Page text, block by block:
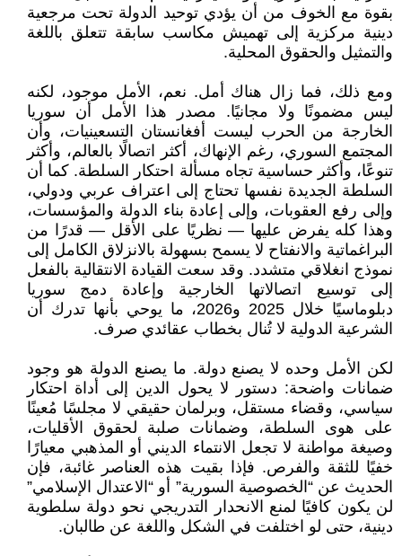
بقوة مع الخوف من أن يؤدي توحيد الدولة تحت مرجعية
دينية مركزية إلى تهميش مكاسب سابقة تتعلق باللغة
والتمثيل والحقوق المحلية.
ومع ذلك، فما زال هناك أمل. نعم، الأمل موجود، لكنه
ليس مضمونًا ولا مجانيًا. مصدر هذا الأمل أن سوريا
الخارجة من الحرب ليست أفغانستان التسعينيات، وأن
المجتمع السوري، رغم الإنهاك، أكثر اتصالًا بالعالم، وأكثر
تنوعًا، وأكثر حساسية تجاه مسألة احتكار السلطة. كما أن
السلطة الجديدة نفسها تحتاج إلى اعتراف عربي ودولي،
وإلى رفع العقوبات، وإلى إعادة بناء الدولة والمؤسسات،
وهذا كله يفرض عليها — نظريًا على الأقل — قدرًا من
البراغماتية والانفتاح لا يسمح بسهولة بالانزلاق الكامل إلى
نموذج انغلاقي متشدد. وقد سعت القيادة الانتقالية بالفعل
إلى توسيع اتصالاتها الخارجية وإعادة دمج سوريا
دبلوماسيًا خلال 2025 و2026، ما يوحي بأنها تدرك أن
الشرعية الدولية لا تُنال بخطاب عقائدي صرف.
لكن الأمل وحده لا يصنع دولة. ما يصنع الدولة هو وجود
ضمانات واضحة: دستور لا يحول الدين إلى أداة احتكار
سياسي، وقضاء مستقل، وبرلمان حقيقي لا مجلسًا مُعينًا
على هوى السلطة، وضمانات صلبة لحقوق الأقليات،
وصيغة مواطنة لا تجعل الانتماء الديني أو المذهبي معيارًا
خفيًا للثقة والفرص. فإذا بقيت هذه العناصر غائبة، فإن
الحديث عن “الخصوصية السورية” أو “الاعتدال الإسلامي”
لن يكون كافيًا لمنع الانحدار التدريجي نحو دولة سلطوية
دينية، حتى لو اختلفت في الشكل واللغة عن طالبان.